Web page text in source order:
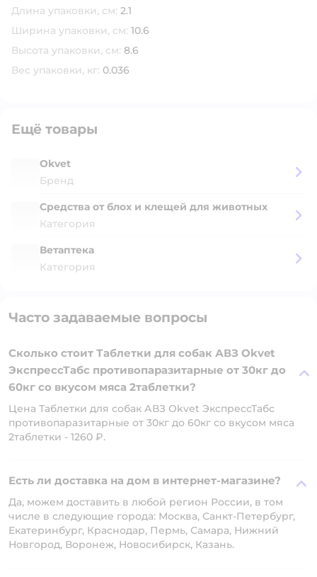
Длина упаковки, см: 2.1
Ширина упаковки, см: 10.6
Высота упаковки, см: 8.6
Вес упаковки, кг: 0.036
Ещё товары
Okvet
Бренд
Средства от блох и клещей для животных
Категория
Ветаптека
Категория
Часто задаваемые вопросы
Сколько стоит Таблетки для собак АВЗ Okvet
ЭкспрессТабс противопаразитарные от 30кг до
60кг со вкусом мяса 2таблетки?
Цена Таблетки для собак АВЗ Okvet ЭкспрессТабс
противопаразитарные от 30кг до 60кг со вкусом мяса
2таблетки - 1260 ₽.
Есть ли доставка на дом в интернет-магазине?
Да, можем доставить в любой регион России, в том
числе в следующие города: Москва, Санкт-Петербург,
Екатеринбург, Краснодар, Пермь, Самара, Нижний
Новгород, Воронеж, Новосибирск, Казань.